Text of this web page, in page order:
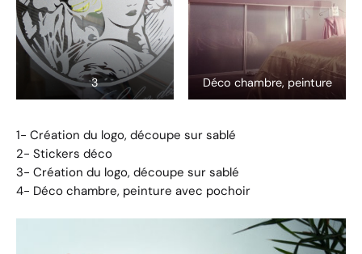
3 Déco chambre, peinture
1- Création du logo, découpe sur sablé
2- Stickers déco
3- Création du logo, découpe sur sablé
4- Déco chambre, peinture avec pochoir